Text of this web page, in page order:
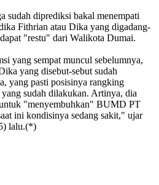
sudah diprediksi bakal menempati
Fithrian atau Dika yang digadang-
"restu" dari Walikota Dumai.
yang sempat muncul sebelumnya,
yang disebut-sebut sudah
yang pasti posisinya rangking
sudah dilakukan. Artinya, dia
"menyembuhkan" BUMD PT
ini kondisinya sedang sakit," ujar
lalu.(*)